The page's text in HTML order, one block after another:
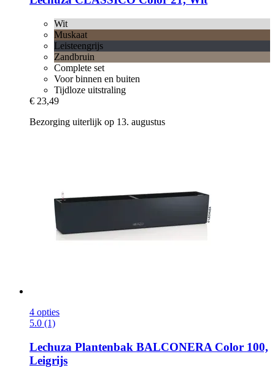
Wit
Muskaat
Leisteengrijs
Zandbruin
Complete set
Voor binnen en buiten
Tijdloze uitstraling
€ 23,49
Bezorging uiterlijk op 13. augustus
4 opties
5.0 (1)
Lechuza Plantenbak BALCONERA Color 100,
Leigrijs